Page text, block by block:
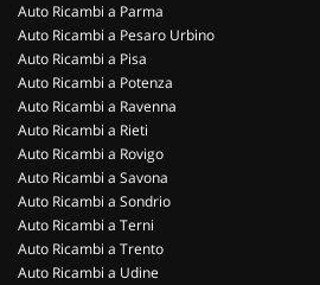
Auto Ricambi a Parma
Auto Ricambi a Pesaro Urbino
Auto Ricambi a Pisa
Auto Ricambi a Potenza
Auto Ricambi a Ravenna
Auto Ricambi a Rieti
Auto Ricambi a Rovigo
Auto Ricambi a Savona
Auto Ricambi a Sondrio
Auto Ricambi a Terni
Auto Ricambi a Trento
Auto Ricambi a Udine